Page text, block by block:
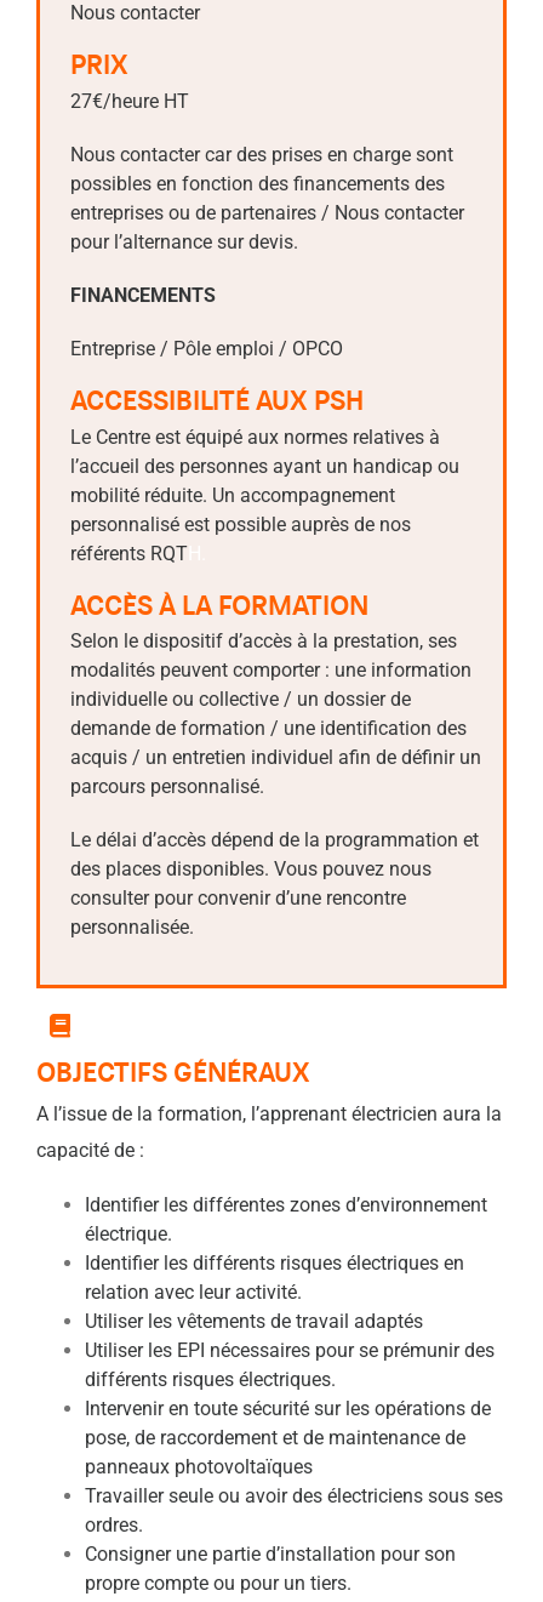
Nous contacter
PRIX
27€/heure HT
Nous contacter car des prises en charge sont
possibles en fonction des financements des
entreprises ou de partenaires / Nous contacter
pour l’alternance sur devis.
FINANCEMENTS
Entreprise / Pôle emploi / OPCO
ACCESSIBILITÉ AUX PSH
Le Centre est équipé aux normes relatives à
l’accueil des personnes ayant un handicap ou
mobilité réduite. Un accompagnement
personnalisé est possible auprès de nos
référents RQTH.
ACCÈS À LA FORMATION
Selon le dispositif d’accès à la prestation, ses
modalités peuvent comporter : une information
individuelle ou collective / un dossier de
demande de formation / une identification des
acquis / un entretien individuel afin de définir un
parcours personnalisé.
Le délai d’accès dépend de la programmation et
des places disponibles. Vous pouvez nous
consulter pour convenir d’une rencontre
personnalisée.
OBJECTIFS GÉNÉRAUX
A l’issue de la formation, l’apprenant électricien aura la
capacité de :
Identifier les différentes zones d’environnement
électrique.
Identifier les différents risques électriques en
relation avec leur activité.
Utiliser les vêtements de travail adaptés
Utiliser les EPI nécessaires pour se prémunir des
différents risques électriques.
Intervenir en toute sécurité sur les opérations de
pose, de raccordement et de maintenance de
panneaux photovoltaïques
Travailler seule ou avoir des électriciens sous ses
ordres.
Consigner une partie d’installation pour son
propre compte ou pour un tiers.